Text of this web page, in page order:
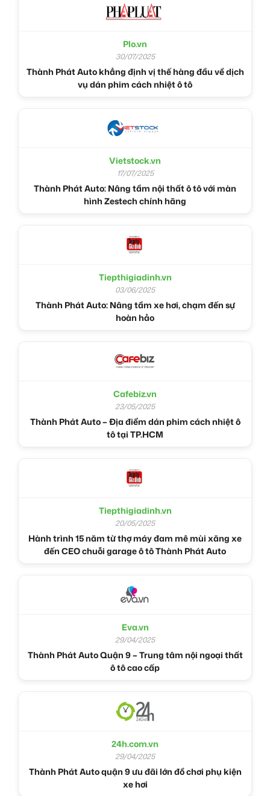
Plo.vn
30/07/2025
Thành Phát Auto khẳng định vị thế hàng đầu về dịch
vụ dán phim cách nhiệt ô tô
Vietstock.vn
17/07/2025
Thành Phát Auto: Nâng tầm nội thất ô tô với màn
hình Zestech chính hãng
Tiepthigiadinh.vn
03/06/2025
Thành Phát Auto: Nâng tầm xe hơi, chạm đến sự
hoàn hảo
Cafebiz.vn
23/05/2025
Thành Phát Auto – Địa điểm dán phim cách nhiệt ô
tô tại TP.HCM
Tiepthigiadinh.vn
20/05/2025
Hành trình 15 năm từ thợ máy đam mê mùi xăng xe
đến CEO chuỗi garage ô tô Thành Phát Auto
Eva.vn
29/04/2025
Thành Phát Auto Quận 9 – Trung tâm nội ngoại thất
ô tô cao cấp
24h.com.vn
29/04/2025
Thành Phát Auto quận 9 ưu đãi lớn đồ chơi phụ kiện
xe hơi